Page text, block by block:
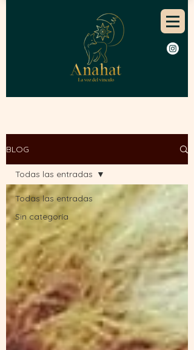
BLOG
Todas las entradas
Sin categoría
Todas las entradas